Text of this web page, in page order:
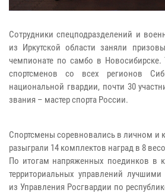
Сотрудники спецподразделений и
из Иркутской области заняли
чемпионате по самбо в Новосибирске.
спортсменов со всех регионов
национальной гвардии, почти 30
звания – мастер спорта России.
Спортсмены соревновались в личном и
разыграли 14 комплектов наград в 8
По итогам напряженных поединков в
территориальных управлений
из Управления Росгвардии по